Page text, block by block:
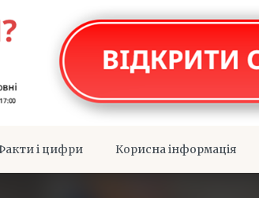
і цифри Корисна інформація